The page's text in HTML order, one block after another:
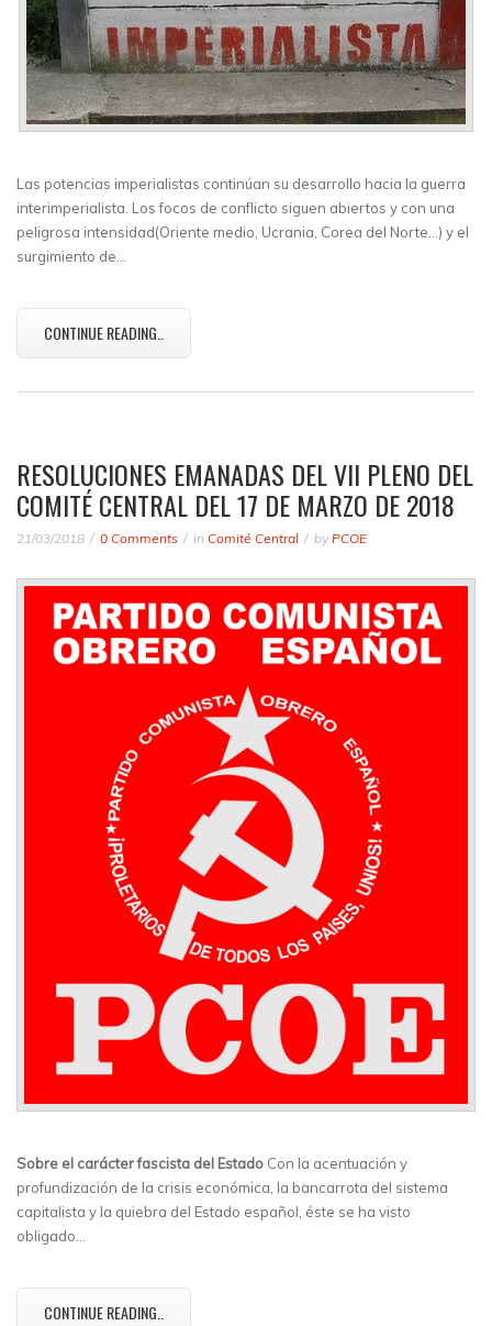
Las potencias imperialistas continúan su desarrollo hacia la guerra
interimperialista. Los focos de conflicto siguen abiertos y con una
peligrosa intensidad(Oriente medio, Ucrania, Corea del Norte…) y el
surgimiento de…
CONTINUE READING..
RESOLUCIONES EMANADAS DEL VII PLENO DEL
COMITÉ CENTRAL DEL 17 DE MARZO DE 2018
21/03/2018 0 Comments in Comité Central by PCOE
Sobre el carácter fascista del Estado Con la acentuación y
profundización de la crisis económica, la bancarrota del sistema
capitalista y la quiebra del Estado español, éste se ha visto
obligado…
CONTINUE READING..